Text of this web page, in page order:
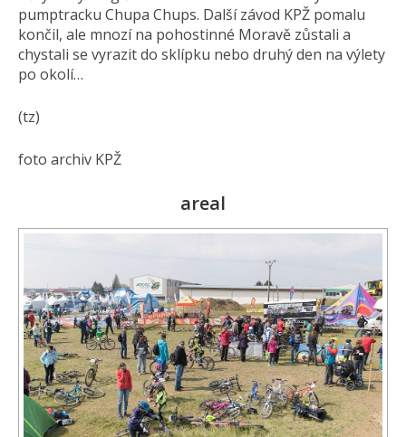
pumptracku Chupa Chups. Další závod KPŽ pomalu
končil, ale mnozí na pohostinné Moravě zůstali a
chystali se vyrazit do sklípku nebo druhý den na výlety
po okolí…
(tz)
foto archiv KPŽ
areal